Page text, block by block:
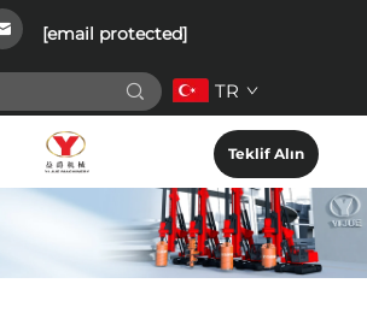
[email protected]
TR
Teklif Alın